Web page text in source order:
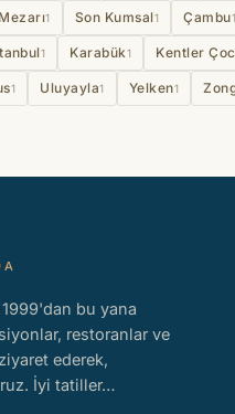
1 Son Kumsal1 Çambu1
1 Karabük1 Kentler
1 Uluyayla1 Yelken1
bu yana
restoranlar ve
ederek,
İyi tatiller…